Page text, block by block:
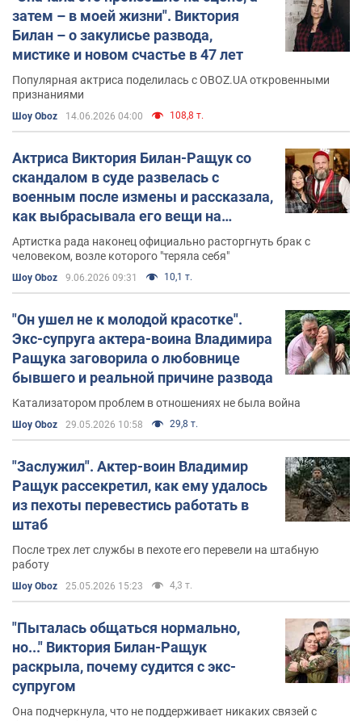
командиром роты батальона "Свобода". Участвовал в
боях за Киевщину, а также на Бахмутском
направлении и Северодонецке.
Личная жизнь
Ращук женат. Его жена – украинская актриса и певица
Виктория Билан. Пара имеет дочь Екатерину (2005
г.р.).
затем – в моей жизни". Виктория
Билан – о закулисье развода,
мистике и новом счастье в 47 лет
Популярная актриса поделилась с OBOZ.UA откровенными
признаниями
Шоу Oboz 14.06.2026 04:00 108,8 т.
Актриса Виктория Билан-Ращук со
скандалом в суде развелась с
военным после измены и рассказала,
как выбрасывала его вещи на
помойку
Артистка рада наконец официально расторгнуть брак с
человеком, возле которого "теряла себя"
Шоу Oboz 9.06.2026 09:31 10,1 т.
"Он ушел не к молодой красотке".
Экс-супруга актера-воина Владимира
Ращука заговорила о любовнице
бывшего и реальной причине развода
Катализатором проблем в отношениях не была война
Шоу Oboz 29.05.2026 10:58 29,8 т.
"Заслужил". Актер-воин Владимир
Ращук рассекретил, как ему удалось
из пехоты перевестись работать в
штаб
После трех лет службы в пехоте его перевели на штабную
работу
Шоу Oboz 25.05.2026 15:23 4,3 т.
"Пыталась общаться нормально,
но..." Виктория Билан-Ращук
раскрыла, почему судится с экс-
супругом
Она подчеркнула, что не поддерживает никаких связей с